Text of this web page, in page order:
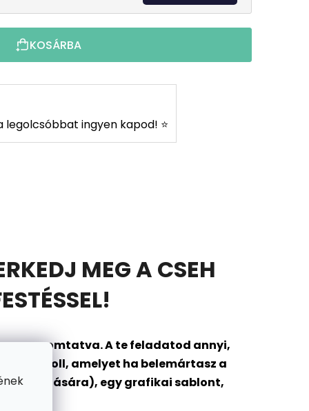
KOSÁRBA
legolcsóbbat ingyen kapod! ⭐
MEG A CSEH
nyomtatva. A te feladatod annyi,
toll, amelyet ha belemártasz a
tárolására), egy grafikai sablont,